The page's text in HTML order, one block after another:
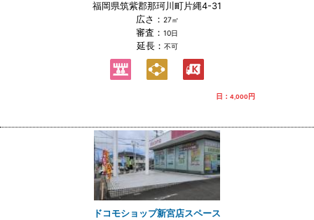
福岡県筑紫郡那珂川町片縄4-31
広さ： 27㎡
審査： 10日
延長： 不可
日： 4,000 円
ドコモショップ新宮店スペース